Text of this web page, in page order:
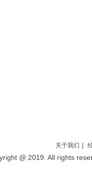
关于我们
@ 2019. All rights